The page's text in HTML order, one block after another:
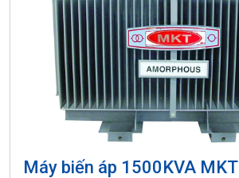
Máy biến áp 1500KVA MKT